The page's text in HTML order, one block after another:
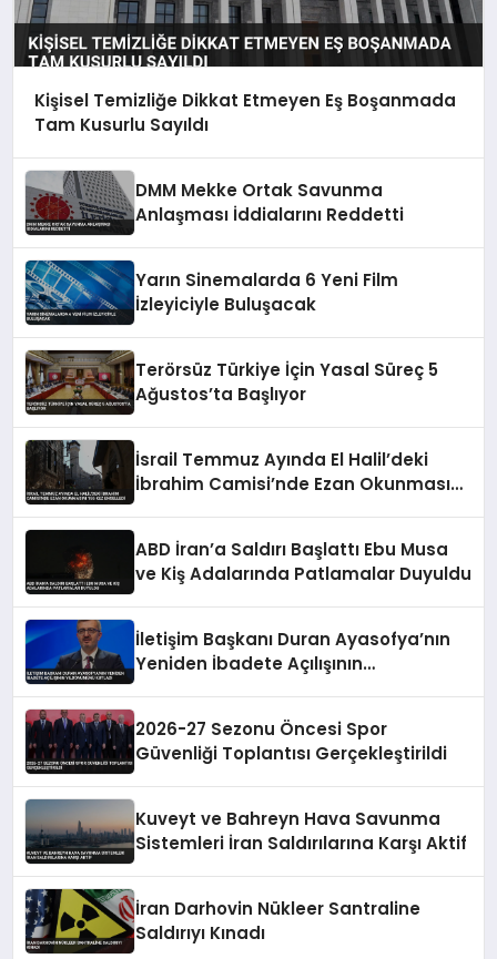
Kişisel Temizliğe Dikkat Etmeyen Eş Boşanmada
Tam Kusurlu Sayıldı
DMM Mekke Ortak Savunma
Anlaşması İddialarını Reddetti
Yarın Sinemalarda 6 Yeni Film
İzleyiciyle Buluşacak
Terörsüz Türkiye İçin Yasal Süreç 5
Ağustos’ta Başlıyor
İsrail Temmuz Ayında El Halil’deki
İbrahim Camisi’nde Ezan Okunmasını
ABD İran’a Saldırı Başlattı Ebu Musa
ve Kiş Adalarında Patlamalar Duyuldu
İletişim Başkanı Duran Ayasofya’nın
Yeniden İbadete Açılışının
2026-27 Sezonu Öncesi Spor
Güvenliği Toplantısı Gerçekleştirildi
Kuveyt ve Bahreyn Hava Savunma
Sistemleri İran Saldırılarına Karşı Aktif
İran Darhovin Nükleer Santraline
Saldırıyı Kınadı